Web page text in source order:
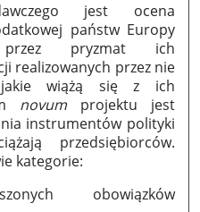
jest ocena
państw Europy
przez pryzmat ich
realizowanych przez nie
wiążą się z ich
novum projektu jest
instrumentów polityki
przedsiębiorców.
kategorie:
obowiązków